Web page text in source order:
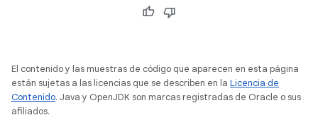
El contenido y las muestras de código que aparecen en esta página
están sujetas a las licencias que se describen en la Licencia de
Contenido. Java y OpenJDK son marcas registradas de Oracle o sus
afiliados.